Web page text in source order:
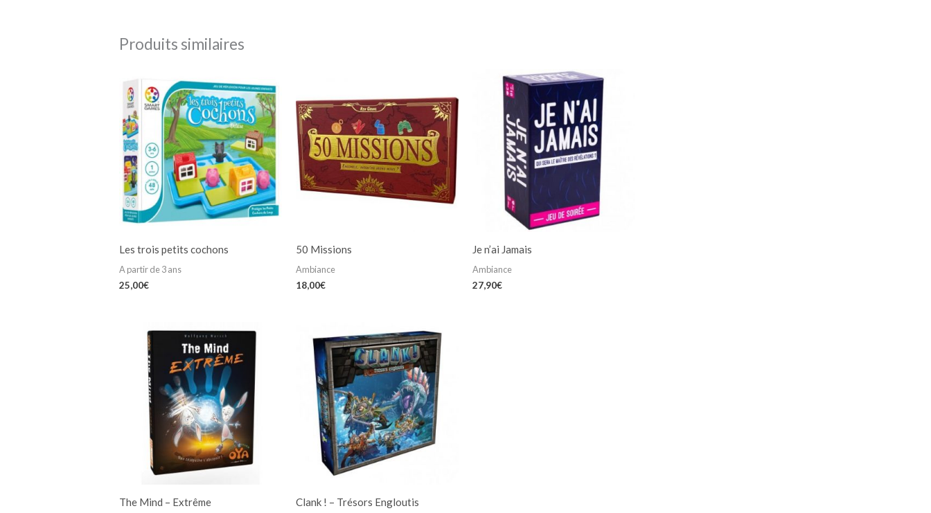
Produits similaires
Les trois petits cochons
A partir de 3 ans
25,00€
50 Missions
Ambiance
18,00€
Je n’ai Jamais
Ambiance
27,90€
The Mind – Extrême
Clank ! – Trésors Engloutis